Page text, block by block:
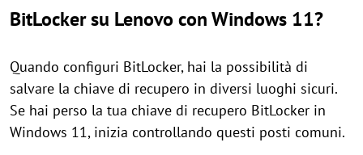
BitLocker su Lenovo con Windows 11?
Quando configuri BitLocker, hai la possibilità di
salvare la chiave di recupero in diversi luoghi sicuri.
Se hai perso la tua chiave di recupero BitLocker in
Windows 11, inizia controllando questi posti comuni.